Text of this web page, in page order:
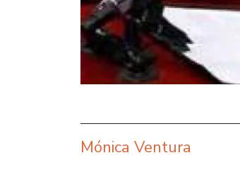
Mónica Ventura